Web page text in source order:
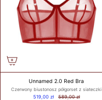
Unnamed 2.0 Red Bra
Czerwony biustonosz półgorset z siateczki
519,00 zł
589,00 zł